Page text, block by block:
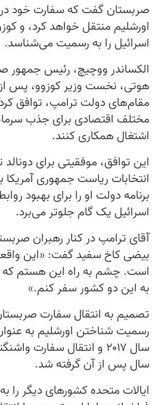
صربستان گفت که سفارت خود در
اورشلیم منتقل خواهد کرد، و
اسرائیل را به رسمیت می‌شناسد.
الکساندر ووچیچ، رئیس جمهور
هوتی، نخست وزیر کوزوو، پس از
مقام‌های دولت ترامپ، توافق
مختلف اقتصادی برای جذب
اشتغال همکاری کنند.
این توافق، موفقیتی برای
انتخابات ریاست جمهوری آمریکا
برنامه دولت او را برای بهبود
اسرائیل یک گام جلوتر می‌برد.
آقای ترامپ در کنار رهبران
بیضی کاخ سفید گفت: «این
است. چشم به راه این هستم که
به این دو کشور سفر کنم.»
تصمیم به انتقال سفارت
رسمیت شناختن اورشلیم به
سال ۲۰۱۷ و انتقال سفارت
سال پس از آن گرفته شد.
ایالات متحده کشورهای دیگر را